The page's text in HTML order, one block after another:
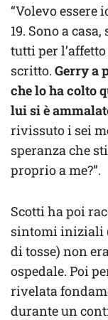
“Volevo essere
19. Sono a
tutti per
scritto. Gerry a
che lo ha colto
lui si è
rivissuto i sei
speranza che
proprio a me?”.
Scotti ha poi
sintomi iniziali
di tosse) non
ospedale. Poi
rivelata
durante un